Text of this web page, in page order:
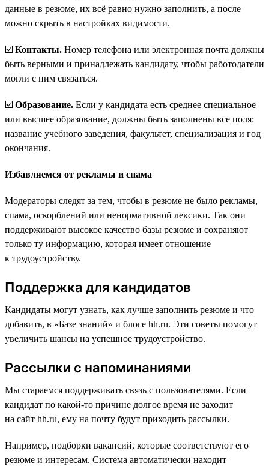
данные в резюме, их всё равно нужно заполнить, а после
можно скрыть в настройках видимости.
☑️ Контакты. Номер телефона или электронная почта должны
быть верными и принадлежать кандидату, чтобы работодатели
могли с ним связаться.
☑️ Образование. Если у кандидата есть среднее специальное
или высшее образование, должны быть заполнены все поля:
название учебного заведения, факультет, специализация и год
окончания.
Избавляемся от рекламы и спама
Модераторы следят за тем, чтобы в резюме не было рекламы,
спама, оскорблений или ненормативной лексики. Так они
поддерживают высокое качество базы резюме и сохраняют
только ту информацию, которая имеет отношение
к трудоустройству.
Поддержка для кандидатов
Кандидаты могут узнать, как лучше заполнить резюме и что
добавить, в «Базе знаний» и блоге hh.ru. Эти советы помогут
увеличить шансы на успешное трудоустройство.
Рассылки с напоминаниями
Мы стараемся поддерживать связь с пользователями. Если
кандидат по какой-то причине долгое время не заходит
на сайт hh.ru, ему на почту будут приходить рассылки.
Например, подборки вакансий, которые соответствуют его
резюме и интересам. Система автоматически находит